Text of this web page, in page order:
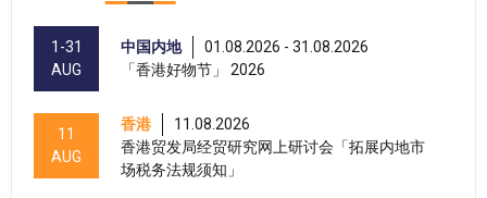
1-31
AUG
中国内地
01.08.2026 - 31.08.2026
「香港好物节」 2026
11
AUG
香港
11.08.2026
香港贸发局经贸研究网上研讨会「拓展内地市
场税务法规须知」